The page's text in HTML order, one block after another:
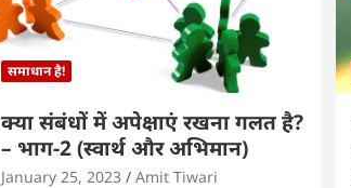
समाधान है!
क्या संबंधों में अपेक्षाएं रखना गलत है?
– भाग-2 (स्वार्थ और अभिमान)
January 25, 2023 Amit Tiwari